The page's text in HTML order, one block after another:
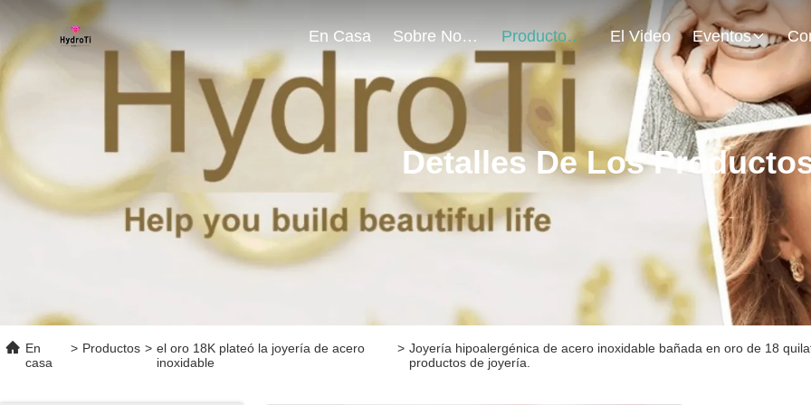
En Casa Sobre Nosotros Productos El Video Eventos
Detalles De Los
En
casa
> Productos > el oro 18K plateó la joyería de acero
inoxidable
> Joyería hipoalergénica de acero inoxidable bañada en oro de 18
productos de joyería.